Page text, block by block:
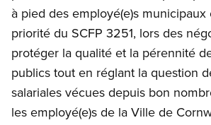
à pied des employé(e)s
priorité du SCFP 3251, lors des
protéger la qualité et la pérennité
publics tout en réglant la question
salariales vécues depuis bon
les employé(e)s de la Ville de